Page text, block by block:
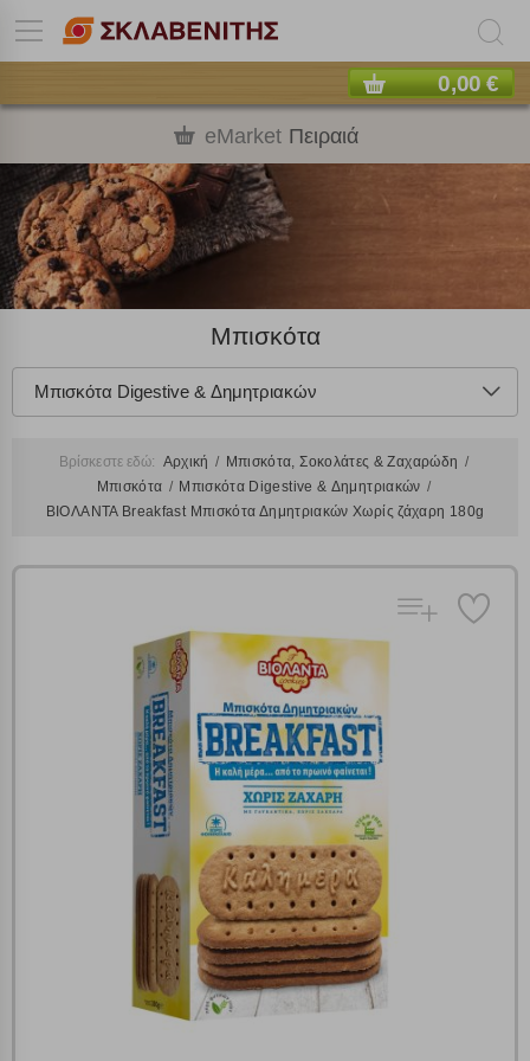
0,00 €
eMarket Πειραιά
Μπισκότα
Μπισκότα Digestive & Δημητριακών
Βρίσκεστε εδώ: Αρχική
Μπισκότα, Σοκολάτες & Ζαχαρώδη
Μπισκότα
Μπισκότα Digestive & Δημητριακών
ΒΙΟΛΑΝΤΑ Breakfast Μπισκότα Δημητριακών Χωρίς ζάχαρη 180g